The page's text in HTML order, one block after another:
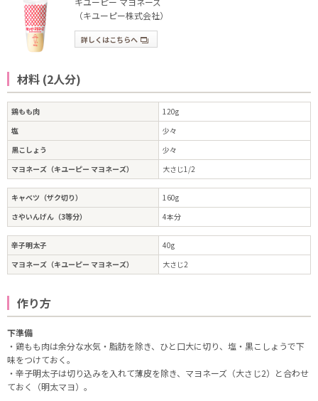
（キユーピー株式会社）
詳しくはこちらへ
材料 (2人分)
鶏もも肉
120g
塩
少々
黒こしょう
少々
マヨネーズ（キユーピー マヨネーズ）
大さじ1/2
キャベツ（ザク切り）
160g
さやいんげん（3等分）
4本分
辛子明太子
40g
マヨネーズ（キユーピー マヨネーズ）
大さじ2
作り方
下準備
・鶏もも肉は余分な水気・脂肪を除き、ひと口大に切り、塩・黒こしょうで下
味をつけておく。
・辛子明太子は切り込みを入れて薄皮を除き、マヨネーズ（大さじ2）と合わせ
ておく（明太マヨ）。